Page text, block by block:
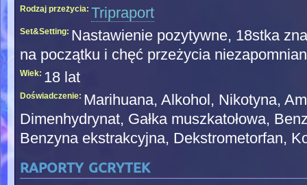
Rodzaj przeżycia: Tripraport
Set&Setting: Nastawienie pozytywne, 18stka
na początku i chęć przeżycia
Wiek: 18 lat
Doświadczenie: Marihuana, Alkohol, Nikotyna,
Dimenhydrynat, Gałka muszkatołowa,
Benzyna ekstrakcyjna, Dekstrometorfan,
raporty gcrytek